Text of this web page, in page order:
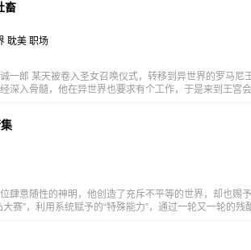
」的消息。这个让海底人畏惧的鬼岩城究竟是什么？怀抱
决定地球命运的大冒险！ [简介原文] そこは、地球の中心
の世界！息をのむ、ビックリドッキリ海底大冒険！！
たのび太たちは、ドラえもんの提案で海の真ん中でキャ
バギー」と「テキオー灯」を使い様々な生き物に出会い
船を発見したことをきっかけに、謎の青年・エルと出
連邦＞に住む“海底人”だった！陸上人を嫌っている海底
。そんな中、「鬼岩城が…活動を始めました！！」と
畜
耽美 职场
一郎 某天被卷入圣女召唤仪式，转移到异世界的罗马尼
深入骨髓，他在异世界也要求有个工作，于是来到王宫
，他拿到了一瓶「疲劳四散营养药水」。 多亏那种营养
须请有魔力的人「让自己习惯魔力」。 诚一郎因此将身
长亚雷斯── [简介原文] 三十路目前のサラリーマン・近
れて異世界のロマーニ王国に転移してしまう。 昼夜を
誠一郎は、異世界でも仕事を要求し、王宮の経理課で働
しい日々のなか、誠一郎が手に入れたのは『疲れが吹っ
らあった体調不良も疲労もなくなり感激するが、 異世
で命の危機に! 助かるためには、魔力のある人に「魔力
は『氷の貴公子』と呼ばれる第三騎士団団長アレシュ
肆意随性的神明，他创造了充斥不平等的世界，却也赐
赛”，利用系统赋予的“特殊能力”，通过一轮又一轮的残
年的大赛再度开启。我们的主角——金，为了改变登格鲁